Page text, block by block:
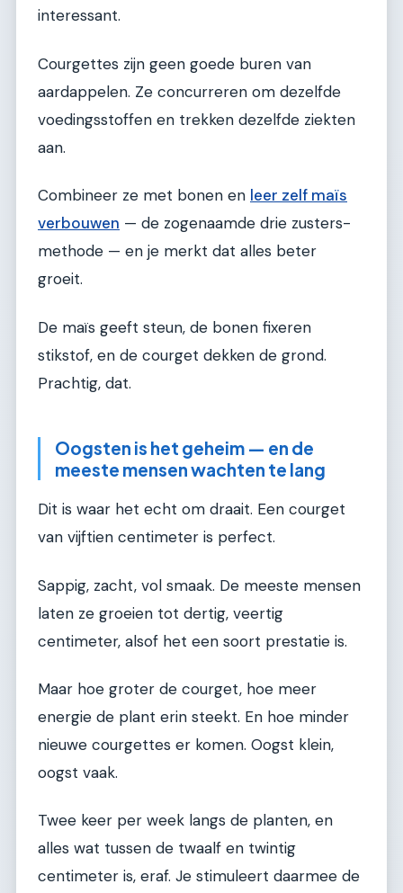
interessant.
Courgettes zijn geen goede buren van
aardappelen. Ze concurreren om dezelfde
voedingsstoffen en trekken dezelfde ziekten
aan.
Combineer ze met bonen en leer zelf maïs
verbouwen — de zogenaamde drie zusters-
methode — en je merkt dat alles beter
groeit.
De maïs geeft steun, de bonen fixeren
stikstof, en de courget dekken de grond.
Prachtig, dat.
Oogsten is het geheim — en de
meeste mensen wachten te lang
Dit is waar het echt om draait. Een courget
van vijftien centimeter is perfect.
Sappig, zacht, vol smaak. De meeste mensen
laten ze groeien tot dertig, veertig
centimeter, alsof het een soort prestatie is.
Maar hoe groter de courget, hoe meer
energie de plant erin steekt. En hoe minder
nieuwe courgettes er komen. Oogst klein,
oogst vaak.
Twee keer per week langs de planten, en
alles wat tussen de twaalf en twintig
centimeter is, eraf. Je stimuleert daarmee de